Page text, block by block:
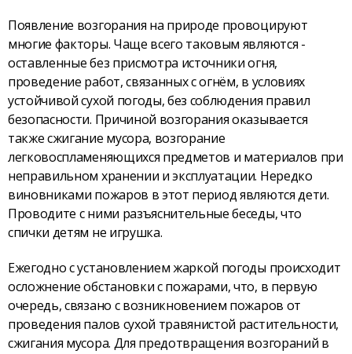
Появление возгорания на природе провоцируют
многие факторы. Чаще всего таковым являются -
оставленные без присмотра источники огня,
проведение работ, связанных с огнём, в условиях
устойчивой сухой погоды, без соблюдения правил
безопасности. Причиной возгорания оказывается
также сжигание мусора, возгорание
легковоспламеняющихся предметов и материалов при
неправильном хранении и эксплуатации. Нередко
виновниками пожаров в этот период являются дети.
Проводите с ними разъяснительные беседы, что
спички детям не игрушка.
Ежегодно с установлением жаркой погоды происходит
осложнение обстановки с пожарами, что, в первую
очередь, связано с возникновением пожаров от
проведения палов сухой травянистой растительности,
сжигания мусора. Для предотвращения возгораний в